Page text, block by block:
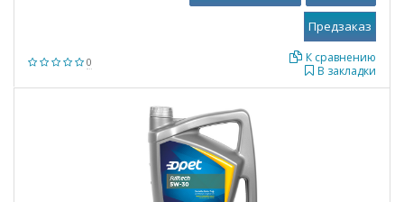
0
В закладки
К сравнению